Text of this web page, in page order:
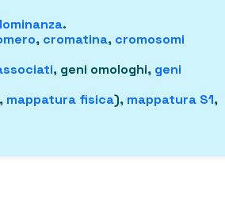
.
, cromatina, cromosomi
, geni omologhi, geni
, mappatura fisica), mappatura S1,